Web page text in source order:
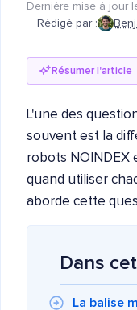
Dernière mise à jour
Rédigé par :
Résumer l'article
L'une des
souvent est la
robots NOINDEX
quand utiliser
aborde cette
Dans
La balise